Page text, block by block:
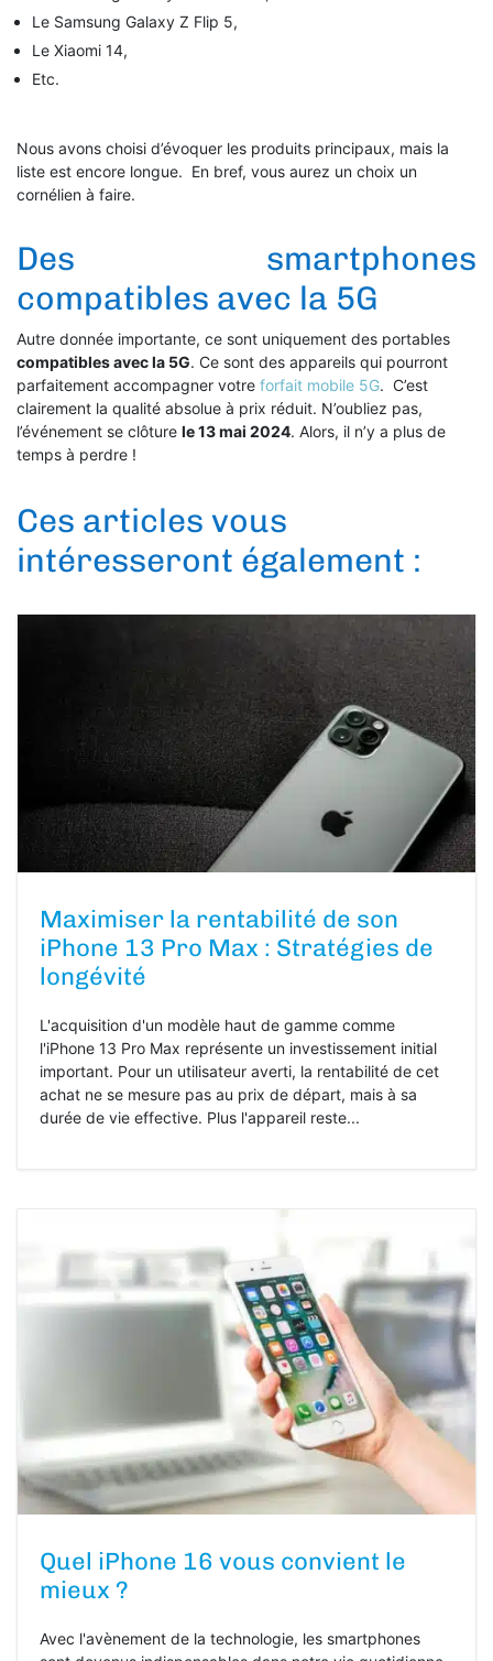
Le Samsung Galaxy Z Flip 5,
Le Xiaomi 14,
Etc.
Nous avons choisi d’évoquer les produits principaux, mais la
liste est encore longue. En bref, vous aurez un choix un
cornélien à faire.
Des smartphones
compatibles avec la 5G
Autre donnée importante, ce sont uniquement des portables
compatibles avec la 5G. Ce sont des appareils qui pourront
parfaitement accompagner votre forfait mobile 5G. C’est
clairement la qualité absolue à prix réduit. N’oubliez pas,
l’événement se clôture le 13 mai 2024. Alors, il n’y a plus de
temps à perdre !
Ces articles vous
intéresseront également :
Maximiser la rentabilité de son
iPhone 13 Pro Max : Stratégies de
longévité
L'acquisition d'un modèle haut de gamme comme
l'iPhone 13 Pro Max représente un investissement initial
important. Pour un utilisateur averti, la rentabilité de cet
achat ne se mesure pas au prix de départ, mais à sa
durée de vie effective. Plus l'appareil reste...
Quel iPhone 16 vous convient le
mieux ?
Avec l'avènement de la technologie, les smartphones